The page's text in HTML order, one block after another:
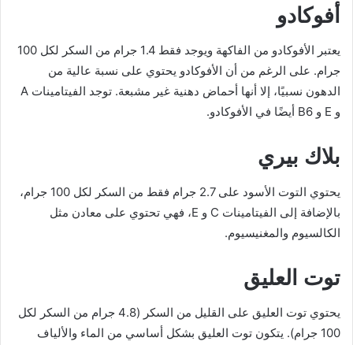
أفوكادو
يعتبر الأفوكادو من الفاكهة ويوجد فقط 1.4 جرام من السكر لكل 100
جرام. على الرغم من أن الأفوكادو يحتوي على نسبة عالية من
الدهون نسبيًا، إلا أنها أحماض دهنية غير مشبعة. توجد الفيتامينات A
و E و B6 أيضًا في الأفوكادو.
بلاك بيري
يحتوي التوت الأسود على 2.7 جرام فقط من السكر لكل 100 جرام،
بالإضافة إلى الفيتامينات C و E، فهي تحتوي على معادن مثل
الكالسيوم والمغنيسيوم.
توت العليق
يحتوي توت العليق على القليل من السكر (4.8 جرام من السكر لكل
100 جرام). يتكون توت العليق بشكل أساسي من الماء والألياف